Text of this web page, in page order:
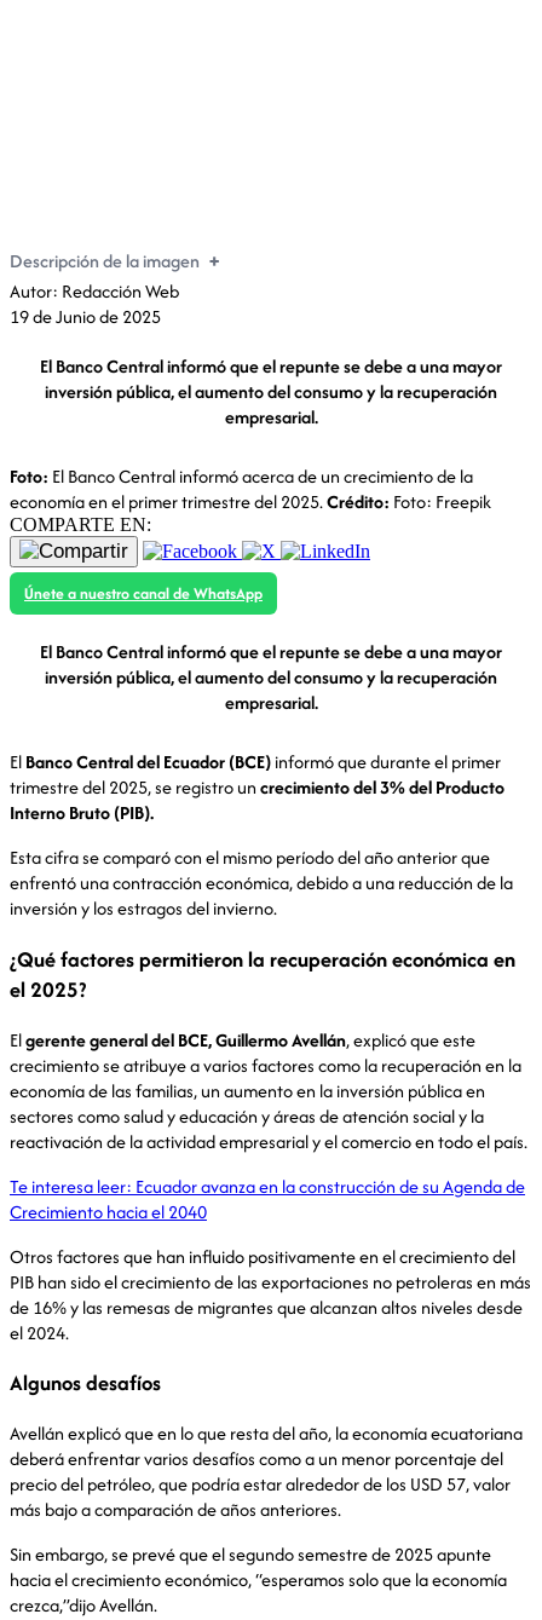
Descripción de la imagen
Autor: Redacción Web
19 de Junio de 2025
El Banco Central informó que el repunte se debe a una mayor
inversión pública, el aumento del consumo y la recuperación
empresarial.
Foto: El Banco Central informó acerca de un crecimiento de la
economía en el primer trimestre del 2025.Crédito: Foto: Freepik
COMPARTE EN:
Únete a nuestro canal de WhatsApp
El Banco Central informó que el repunte se debe a una mayor
inversión pública, el aumento del consumo y la recuperación
empresarial.
ElBanco Central del Ecuador (BCE)informó que durante el primer
trimestre del 2025, se registro uncrecimiento del 3% del Producto
Interno Bruto (PIB).
Esta cifra se comparó con el mismo período del año anterior que
enfrentó una contracción económica, debido a una reducción de la
inversión y los estragos del invierno.
¿Qué factores permitieron la recuperación económica en
el 2025?
Elgerente general del BCE, Guillermo Avellán, explicó que este
crecimiento se atribuye a varios factores como la recuperación en la
economía de las familias, un aumento en la inversión pública en
sectores como salud y educación y áreas de atención social y la
reactivación de la actividad empresarial y el comercio en todo el país.
Te interesa leer: Ecuador avanza en la construcción de su Agenda de
Crecimiento hacia el 2040
Otros factores que han influido positivamente en el crecimiento del
PIB han sido el crecimiento de las exportaciones no petroleras en más
de 16% y las remesas de migrantes que alcanzan altos niveles desde
el 2024.
Algunos desafíos
Avellán explicó que en lo que resta del año, la economía ecuatoriana
deberá enfrentar varios desafíos como a un menor porcentaje del
precio del petróleo, que podría estar alrededor de los USD 57, valor
más bajo a comparación de años anteriores.
Sin embargo, se prevé que el segundo semestre de 2025 apunte
hacia el crecimiento económico, “esperamos solo que la economía
crezca,”dijo Avellán.